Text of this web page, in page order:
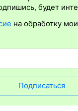
Её плюс в том,
почти для всех
купона.
будет
на обработку
Подписаться